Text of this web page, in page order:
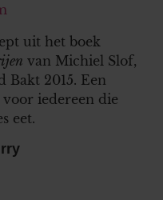
uit het boek
van Michiel Slof,
Bakt 2015. Een
iedereen die
eet.